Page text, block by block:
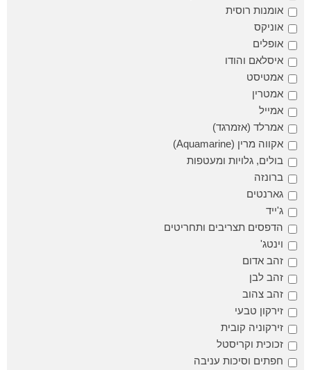
אומנות רוסית
אוניקס
אופלים
איסלאם והודו
אמטיסט
אמטרין
אמייל
אמרלד (אזמרגד)
אקווה מרין (Aquamarine)
בולים, גלויות ומעטפות
ברונזה
גארנטים
ג'ייד
הדפסים תצריבים ותחריטים
וינטג'
זהב אדום
זהב לבן
זהב צהוב
זירקון טבעי
זירקוניה קובית
זכוכית וקריסטל
חפתים וסיכות עניבה